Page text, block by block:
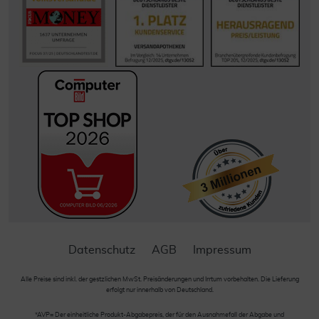
Datenschutz AGB Impressum
Alle Preise sind inkl. der gestzlichen MwSt. Preisänderungen und Irrtum vorbehalten. Die Lieferung
erfolgt nur innerhalb von Deutschland.
*AVP= Der einheitliche Produkt-Abgabepreis, der für den Ausnahmefall der Abgabe und